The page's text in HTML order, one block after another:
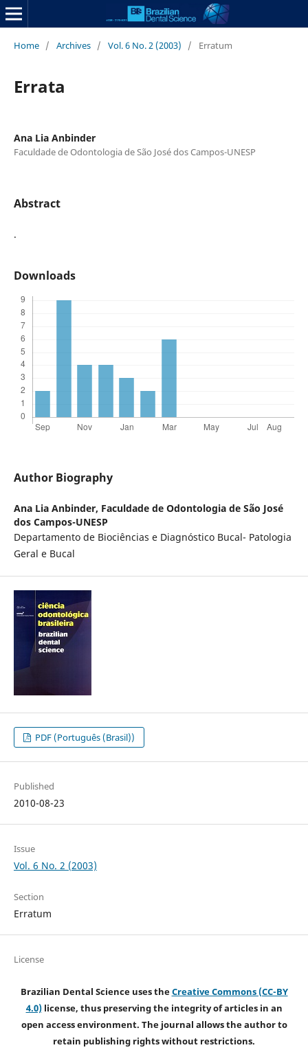
Home / Archives / Vol. 6 No. 2 (2003) / Erratum
Errata
Ana Lia Anbinder
Faculdade de Odontologia de São José dos Campos-UNESP
Abstract
.
Downloads
Author Biography
Ana Lia Anbinder, Faculdade de Odontologia de São José
dos Campos-UNESP
Departamento de Biociências e Diagnóstico Bucal- Patologia
Geral e Bucal
PDF (Português (Brasil))
Published
2010-08-23
Issue
Vol. 6 No. 2 (2003)
Section
Erratum
License
Brazilian Dental Science uses theCreative Commons (CC-BY
4.0)license, thus preserving the integrity of articles in an
open access environment. The journal allows the author to
retain publishing rights without restrictions.